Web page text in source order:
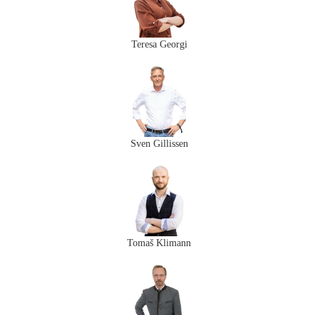
Teresa Georgi
Sven Gillissen
Tomaš Klimann